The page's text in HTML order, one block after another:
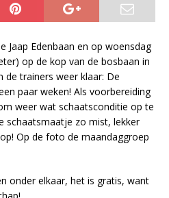
Jaap Edenbaan en op woensdag
op de kop van de bosbaan in
trainers weer klaar: De
paar weken! Als voorbereiding
weer wat schaatsconditie op te
zo mist, lekker
Op de foto de maandaggroep
onder elkaar, het is gratis, want